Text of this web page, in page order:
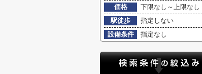
価格
下限なし～上限なし
駅徒歩
指定しない
設備条件
指定なし